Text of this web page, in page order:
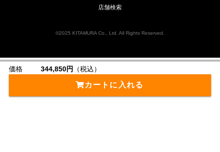
価格 344,850円 （税込）
カートに入れる
店舗検索
©2025 KITAMURA Co., Ltd. All Rights Reserved.